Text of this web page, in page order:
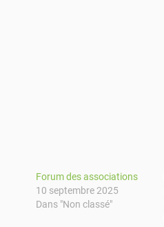
Forum des associations
10 septembre 2025
Dans "Non classé"